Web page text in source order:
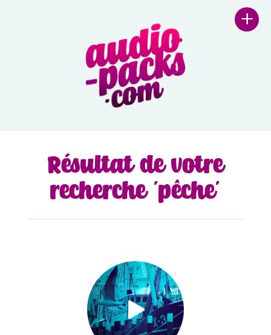
Résultat de votre
recherche 'pêche'
+